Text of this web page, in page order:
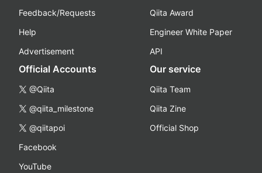
Feedback/Requests
Help
Advertisement
Qiita Award
Engineer White Paper
API
Official Accounts
@Qiita
@qiita_milestone
@qiitapoi
Facebook
YouTube
Our service
Qiita Team
Qiita Zine
Official Shop